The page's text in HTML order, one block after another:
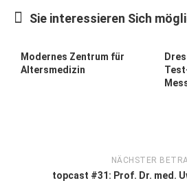
Sie interessieren Sich
Modernes Zentrum für
Altersmedizin
NÄCHSTER
topcast #31: Prof. Dr. med.